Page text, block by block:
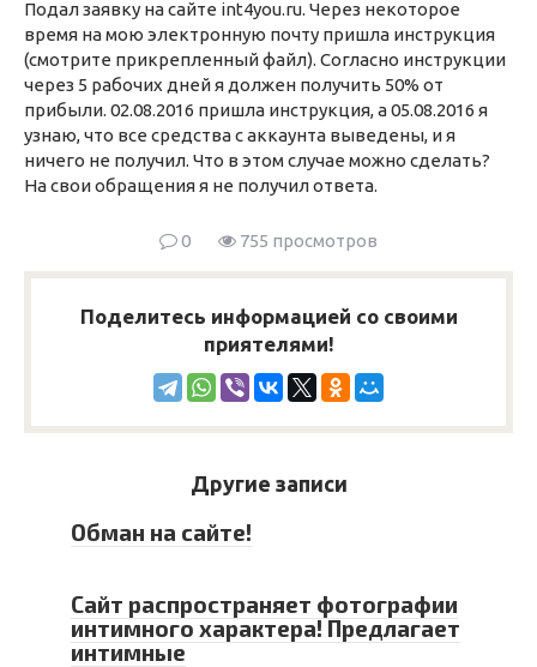
Подал заявку на сайте int4you.ru. Через некоторое
время на мою электронную почту пришла инструкция
(смотрите прикрепленный файл). Согласно инструкции
через 5 рабочих дней я должен получить 50% от
прибыли. 02.08.2016 пришла инструкция, а 05.08.2016 я
узнаю, что все средства с аккаунта выведены, и я
ничего не получил. Что в этом случае можно сделать?
На свои обращения я не получил ответа.
0 755 просмотров
Поделитесь информацией со своими
приятелями!
Другие записи
Обман на сайте!
Сайт распространяет фотографии
интимного характера! Предлагает
интимные